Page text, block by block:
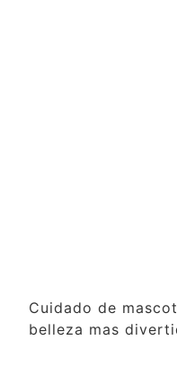
Cuidado de
belleza mas